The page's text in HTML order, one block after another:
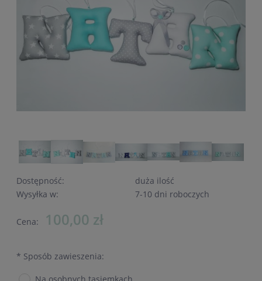
Dostępność:
duża ilość
Wysyłka w:
7-10 dni roboczych
Cena: 100,00 zł
* Sposób zawieszenia: